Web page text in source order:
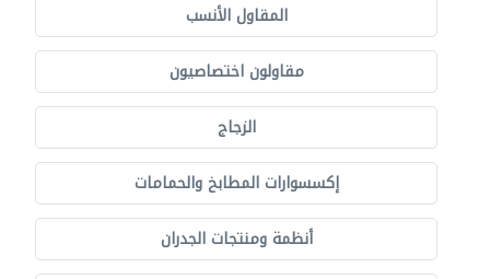
المقاول الأنسب
مقاولون اختصاصيون
الزجاج
إكسسوارات المطابخ والحمامات
أنظمة ومنتجات الجدران